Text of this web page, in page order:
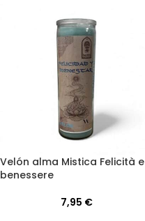
Velón alma Mistica Felicità e
benessere
7,95 €